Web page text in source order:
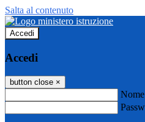
Salta al contenuto
Accedi
Accedi
button close ×